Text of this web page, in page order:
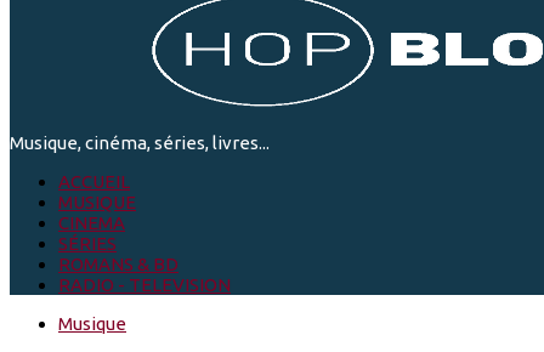
Musique, cinéma, séries, livres...
ACCUEIL
MUSIQUE
CINEMA
SÉRIES
ROMANS & BD
RADIO - TELEVISION
Musique